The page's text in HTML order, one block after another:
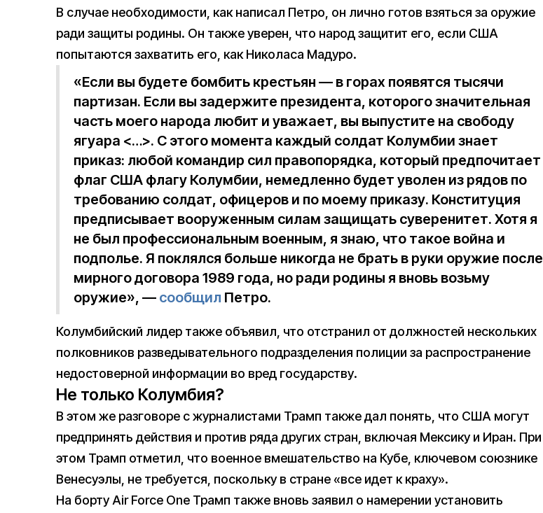
В случае необходимости, как написал Петро, он лично готов взяться за оружие
ради защиты родины. Он также уверен, что народ защитит его, если США
попытаются захватить его, как Николаса Мадуро.
«Если вы будете бомбить крестьян — в горах появятся тысячи
партизан. Если вы задержите президента, которого значительная
часть моего народа любит и уважает, вы выпустите на свободу
ягуара <…>. С этого момента каждый солдат Колумбии знает
приказ: любой командир сил правопорядка, который предпочитает
флаг США флагу Колумбии, немедленно будет уволен из рядов по
требованию солдат, офицеров и по моему приказу. Конституция
предписывает вооруженным силам защищать суверенитет. Хотя я
не был профессиональным военным, я знаю, что такое война и
подполье. Я поклялся больше никогда не брать в руки оружие после
мирного договора 1989 года, но ради родины я вновь возьму
оружие», — сообщил Петро.
Колумбийский лидер также объявил, что отстранил от должностей нескольких
полковников разведывательного подразделения полиции за распространение
недостоверной информации во вред государству.
Не только Колумбия?
В этом же разговоре с журналистами Трамп также дал понять, что США могут
предпринять действия и против ряда других стран, включая Мексику и Иран. При
этом Трамп отметил, что военное вмешательство на Кубе, ключевом союзнике
Венесуэлы, не требуется, поскольку в стране «все идет к краху».
На борту Air Force One Трамп также вновь заявил о намерении установить